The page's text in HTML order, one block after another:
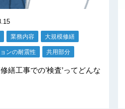
業務内容 大規模修繕
ンの耐震性 共用部分
繕工事での’検査’ってどんな